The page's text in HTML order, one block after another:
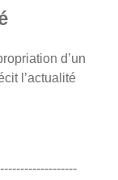
d’un
l’actualité